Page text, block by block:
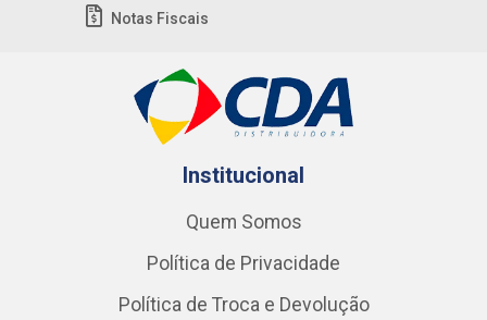
Notas Fiscais
Institucional
Quem Somos
Política de Privacidade
Política de Troca e Devolução